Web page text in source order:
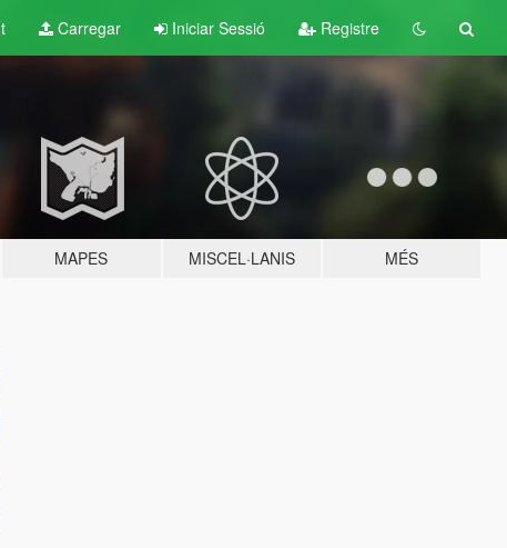
Carregar Iniciar Sessió Registre
MAPES MISCEL·LANIS MÉS